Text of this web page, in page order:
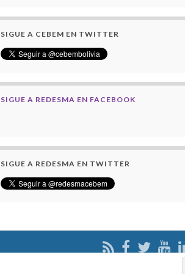
SIGUE A CEBEM EN TWITTER
SIGUE A REDESMA EN FACEBOOK
SIGUE A REDESMA EN TWITTER